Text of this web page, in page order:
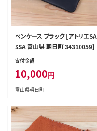
ペンケース ブラック [アトリエSA
SSA 富山県 朝日町 34310059]
寄付金額
10,000円
富山県朝日町